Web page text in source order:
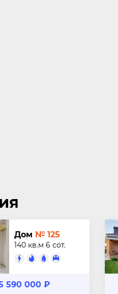
Дом № 125
140 кв.м 6 сот.
590 000 ₽